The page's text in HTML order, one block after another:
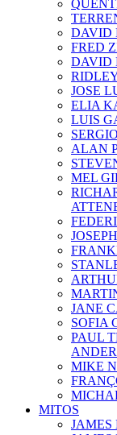
DAVID
FRED
DAVID
JOSE
ELIA
LUIS
ALAN
MEL
JANE
SOFIA
PAUL
MIKE
MITOS
JAMES